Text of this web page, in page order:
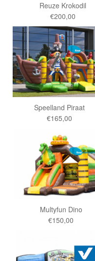
Reuze Krokodil
€200,00
Speelland Piraat
€165,00
Multyfun Dino
€150,00